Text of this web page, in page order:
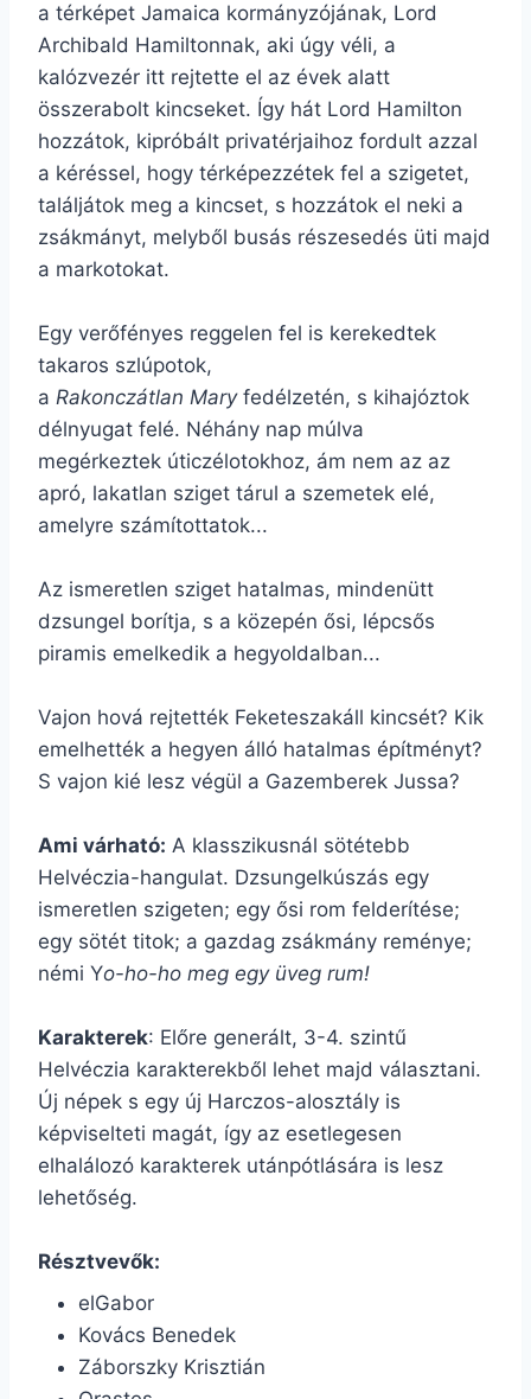
a térképet Jamaica kormányzójának, Lord
Archibald Hamiltonnak, aki úgy véli, a
kalózvezér itt rejtette el az évek alatt
összerabolt kincseket. Így hát Lord Hamilton
hozzátok, kipróbált privatérjaihoz fordult azzal
a kéréssel, hogy térképezzétek fel a szigetet,
találjátok meg a kincset, s hozzátok el neki a
zsákmányt, melyből busás részesedés üti majd
a markotokat.
Egy verőfényes reggelen fel is kerekedtek
takaros szlúpotok,
a Rakonczátlan Mary fedélzetén, s kihajóztok
délnyugat felé. Néhány nap múlva
megérkeztek úticzélotokhoz, ám nem az az
apró, lakatlan sziget tárul a szemetek elé,
amelyre számítottatok...
Az ismeretlen sziget hatalmas, mindenütt
dzsungel borítja, s a közepén ősi, lépcsős
piramis emelkedik a hegyoldalban...
Vajon hová rejtették Feketeszakáll kincsét? Kik
emelhették a hegyen álló hatalmas építményt?
S vajon kié lesz végül a Gazemberek Jussa?
Ami várható: A klasszikusnál sötétebb
Helvéczia-hangulat. Dzsungelkúszás egy
ismeretlen szigeten; egy ősi rom felderítése;
egy sötét titok; a gazdag zsákmány reménye;
némi Yo-ho-ho meg egy üveg rum!
Karakterek: Előre generált, 3-4. szintű
Helvéczia karakterekből lehet majd választani.
Új népek s egy új Harczos-alosztály is
képviselteti magát, így az esetlegesen
elhalálozó karakterek utánpótlására is lesz
lehetőség.
Résztvevők:
elGabor
Kovács Benedek
Záborszky Krisztián